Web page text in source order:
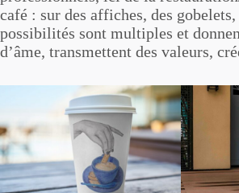
café : sur des affiches, des
possibilités sont multiples et
d’âme, transmettent des valeurs,